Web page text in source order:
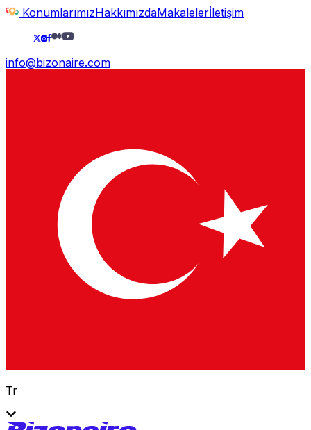
KonumlarımızHakkımızdaMakalelerİletişim
info@bizonaire.com
Tr